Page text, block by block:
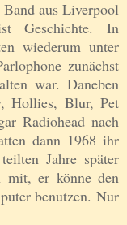
aus Liverpool
Geschichte. In
wiederum unter
zunächst
war. Daneben
Hollies, Blur, Pet
Radiohead nach
dann 1968 ihr
Jahre später
mit, er könne den
benutzen. Nur